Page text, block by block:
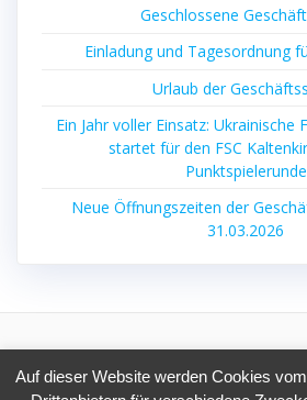
Geschlossene
Einladung und Tagesordnung
Urlaub der
Ein Jahr voller Einsatz: Ukrainische
startet für den FSC
Punktspielerunde
Neue Öffnungszeiten der
31.03.2026
© 2026 FSC Kaltenkirchen e.V.. Erstellt
Auf dieser Website werden Cookies